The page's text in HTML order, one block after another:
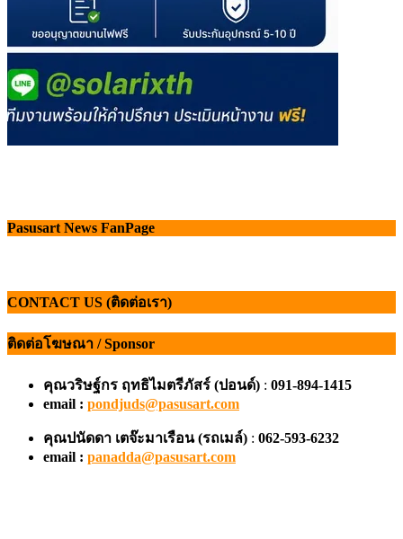
Pasusart News FanPage
CONTACT US (ติดต่อเรา)
ติดต่อโฆษณา / Sponsor
คุณวริษฐ์กร ฤทธิไมตรีภัสร์ (ปอนด์) : 091-894-1415
email : pondjuds@pasusart.com
คุณปนัดดา เตจ๊ะมาเรือน (รถเมล์) : 062-593-6232
email : panadda@pasusart.com